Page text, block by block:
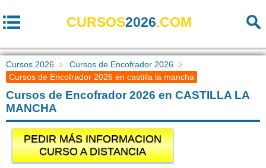
CURSOS2026.COM
Cursos 2026
Cursos de Encofrador 2026
Cursos de Encofrador 2026 en castilla la mancha
Cursos de Encofrador 2026 en CASTILLA LA
MANCHA
PEDIR MÁS INFORMACION
CURSO A DISTANCIA